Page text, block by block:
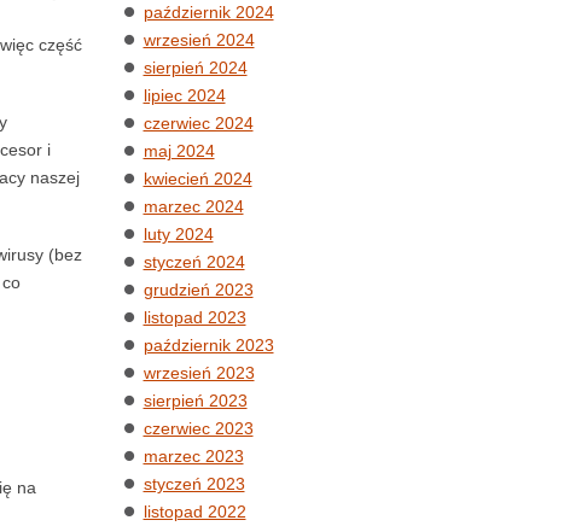
część
i
naszej
(bez
na
październik 2024
wrzesień 2024
sierpień 2024
lipiec 2024
czerwiec 2024
maj 2024
kwiecień 2024
marzec 2024
luty 2024
styczeń 2024
grudzień 2023
listopad 2023
październik 2023
wrzesień 2023
sierpień 2023
czerwiec 2023
marzec 2023
styczeń 2023
listopad 2022